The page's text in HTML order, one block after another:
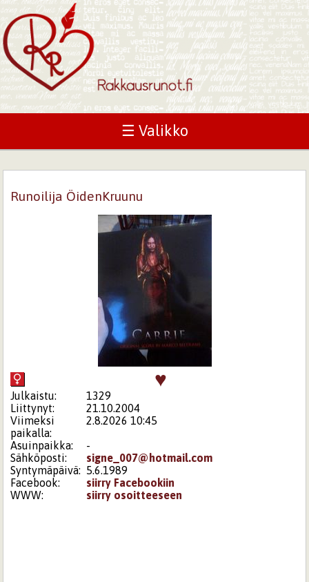
☰ Valikko
Runoilija ÖidenKruunu
♥
Julkaistu:
1329
Liittynyt:
21.10.2004
Viimeksi
paikalla:
2.8.2026 10:45
Asuinpaikka:
-
Sähköposti:
signe_007@hotmail.com
Syntymäpäivä: 5.6.1989
Facebook:
siirry Facebookiin
WWW:
siirry osoitteeseen